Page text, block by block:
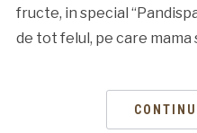
fructe, in special
de tot felul, pe care mama